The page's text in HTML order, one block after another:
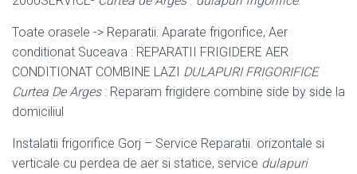
Toate orasele -> Reparatii: Aparate frigorifice, Aer
conditionat Suceava : REPARATII FRIGIDERE AER
CONDITIONAT COMBINE LAZI DULAPURI FRIGORIFICE
Curtea De Arges: Reparam frigidere combine side by side la
domiciliul
Instalatii frigorifice Gorj – Service Reparatii. orizontale si
verticale cu perdea de aer si statice, service dulapuri